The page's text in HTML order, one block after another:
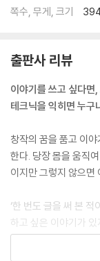
쪽수, 무게, 크기
출판사 리뷰
이야기를 쓰고 싶다면
테크닉을 익히면 누구
창작의 꿈을 품고 이
한다. 당장 몸을 움직
이지만 그렇지 않으면
‘한 번도 글을 써 본 적
하고 싶은 이야기가
있을까?’ 이런 생각에